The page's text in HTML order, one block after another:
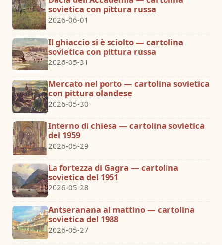
sovietica con pittura russa
2026-06-01
Il ghiaccio si è sciolto — cartolina
sovietica con pittura russa
2026-05-31
Mercato nel porto — cartolina sovietica
con pittura olandese
2026-05-30
Interno di chiesa — cartolina sovietica
del 1959
2026-05-29
La fortezza di Gagra — cartolina
sovietica del 1951
2026-05-28
Antseranana al mattino — cartolina
sovietica del 1988
2026-05-27